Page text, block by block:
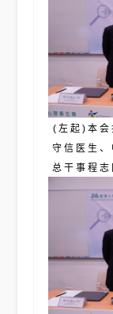
(左起)本会
守信医生
总干事程